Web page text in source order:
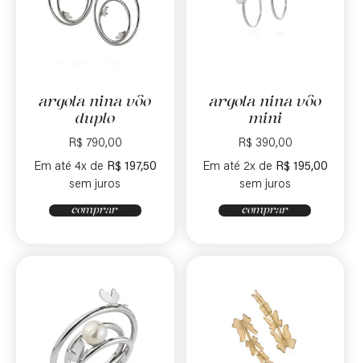
argola nina vôo
duplo
R$ 790,00
Em até 4x de R$ 197,50
sem juros
comprar
argola nina vôo
mini
R$ 390,00
Em até 2x de R$ 195,00
sem juros
comprar